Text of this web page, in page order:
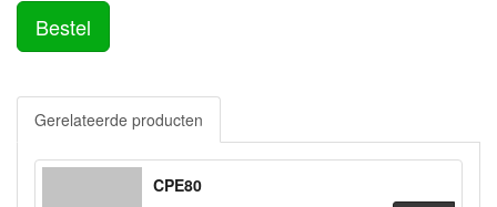
Bestel
Gerelateerde producten
CPE80